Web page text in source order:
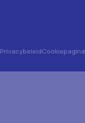
PrivacybeleidCookiepagina